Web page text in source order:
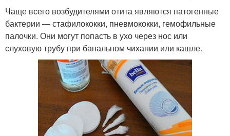
Чаще всего возбудителями отита являются патогенные
бактерии — стафилококки, пневмококки, гемофильные
палочки. Они могут попасть в ухо через нос или
слуховую трубу при банальном чихании или кашле.